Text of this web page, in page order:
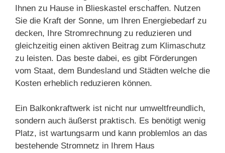
Ihnen zu Hause in Blieskastel erschaffen. Nutzen
Sie die Kraft der Sonne, um Ihren Energiebedarf zu
decken, Ihre Stromrechnung zu reduzieren und
gleichzeitig einen aktiven Beitrag zum Klimaschutz
zu leisten. Das beste dabei, es gibt Förderungen
vom Staat, dem Bundesland und Städten welche die
Kosten erheblich reduzieren können.
Ein Balkonkraftwerk ist nicht nur umweltfreundlich,
sondern auch äußerst praktisch. Es benötigt wenig
Platz, ist wartungsarm und kann problemlos an das
bestehende Stromnetz in Ihrem Haus